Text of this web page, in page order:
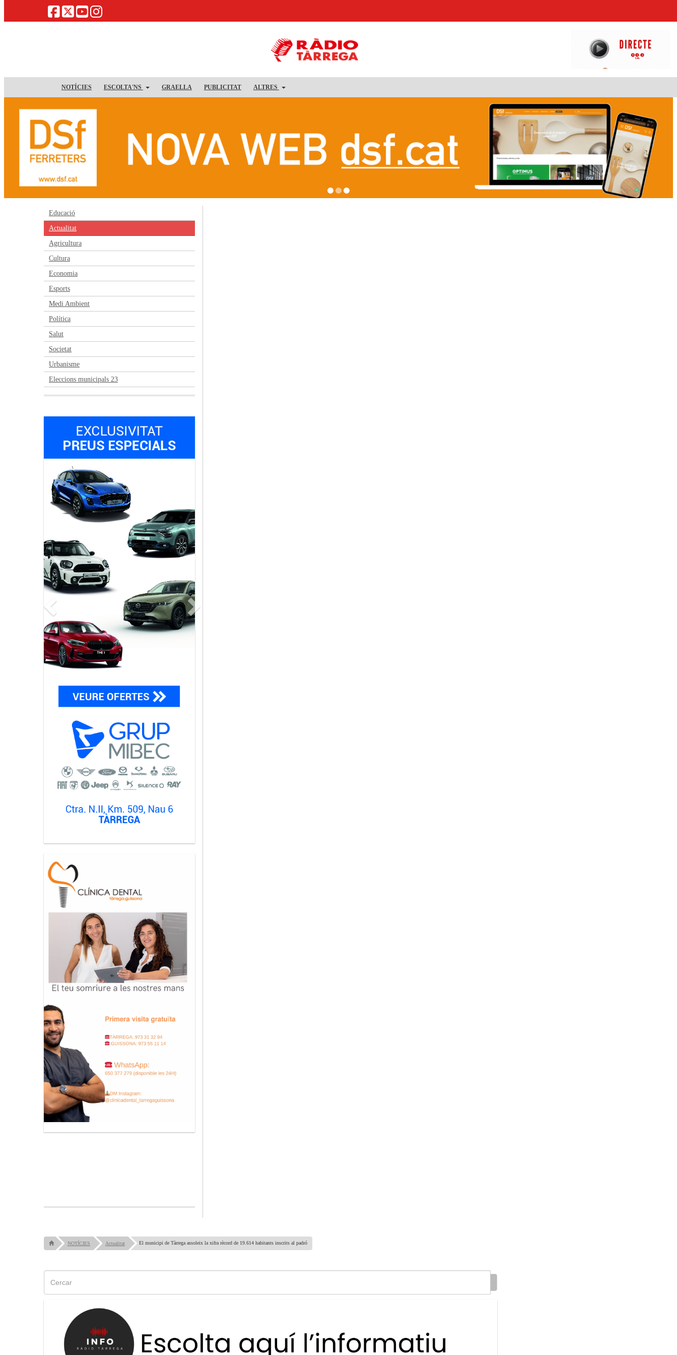
NOTÍCIES ESCOLTA'NS GRAELLA PUBLICITAT ALTRES
Educació
Actualitat
Agricultura
Cultura
Economia
Esports
Medi Ambient
Política
Salut
Societat
Urbanisme
Eleccions municipals 23